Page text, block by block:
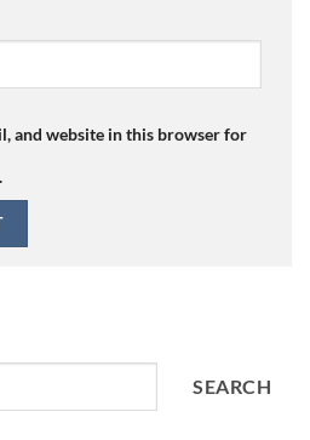
and website in this browser for
SEARCH